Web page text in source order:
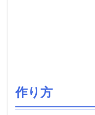
作り方